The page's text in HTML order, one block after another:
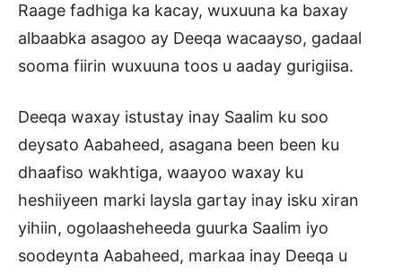
Raage fadhiga ka kacay, wuxuuna ka baxay
albaabka asagoo ay Deeqa wacaayso, gadaal
sooma fiirin wuxuuna toos u aaday gurigiisa.
Deeqa waxay istustay inay Saalim ku soo
deysato Aabaheed, asagana been been ku
dhaafiso wakhtiga, waayoo waxay ku
heshiiyeen marki laysla gartay inay isku xiran
yihiin, ogolaasheheeda guurka Saalim iyo
soodeynta Aabaheed, markaa inay Deeqa u